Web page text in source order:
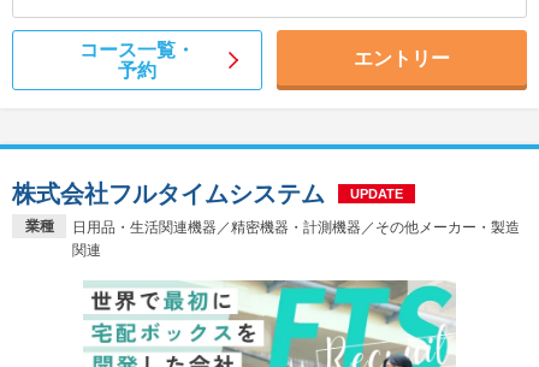
コース一覧・
予約
エントリー
業種
日用品・生活関連機器／精密機器・計測機器／その他メーカー・製造
関連
株式会社フルタイムシステム UPDATE